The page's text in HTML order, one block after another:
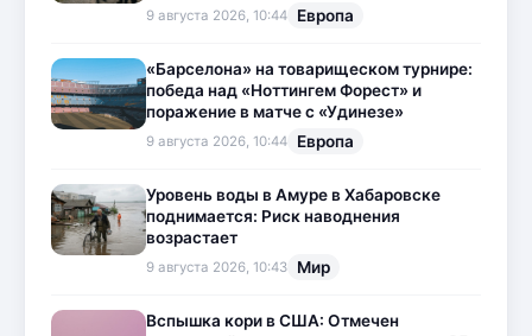
9 августа 2026, 10:44 Европа
«Барселона» на товарищеском турнире:
победа над «Ноттингем Форест» и
поражение в матче с «Удинезе»
9 августа 2026, 10:44 Европа
Уровень воды в Амуре в Хабаровске
поднимается: Риск наводнения
возрастает
9 августа 2026, 10:43 Мир
Вспышка кори в США: Отмечен